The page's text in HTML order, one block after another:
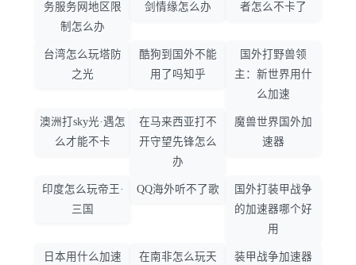
务服务网地区限
制怎么办
剑情缘怎么办
者怎么不卡了
台湾怎么玩塔防
之光
酷狗到国外不能
用了吗知乎
国外打野兽领
主：新世界用什
么加速
澳洲打sky光·遇怎
么才能不卡
在马来西亚打不
开守望先锋怎么
办
魔兽世界国外加
速器
印度怎么玩帝王·
三国
QQ海外听不了歌
国外打装甲战争
的加速器哪个好
用
日本用什么加速 在南非怎么玩天 装甲战争加速器